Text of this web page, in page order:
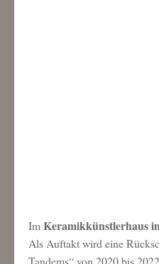
ImKeramikkünstlerhaus
Als Auftakt wird eine
Tandems“ von 2020 bis